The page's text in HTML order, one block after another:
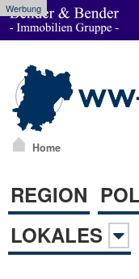
Werbung
Home
REGION
LOKALES